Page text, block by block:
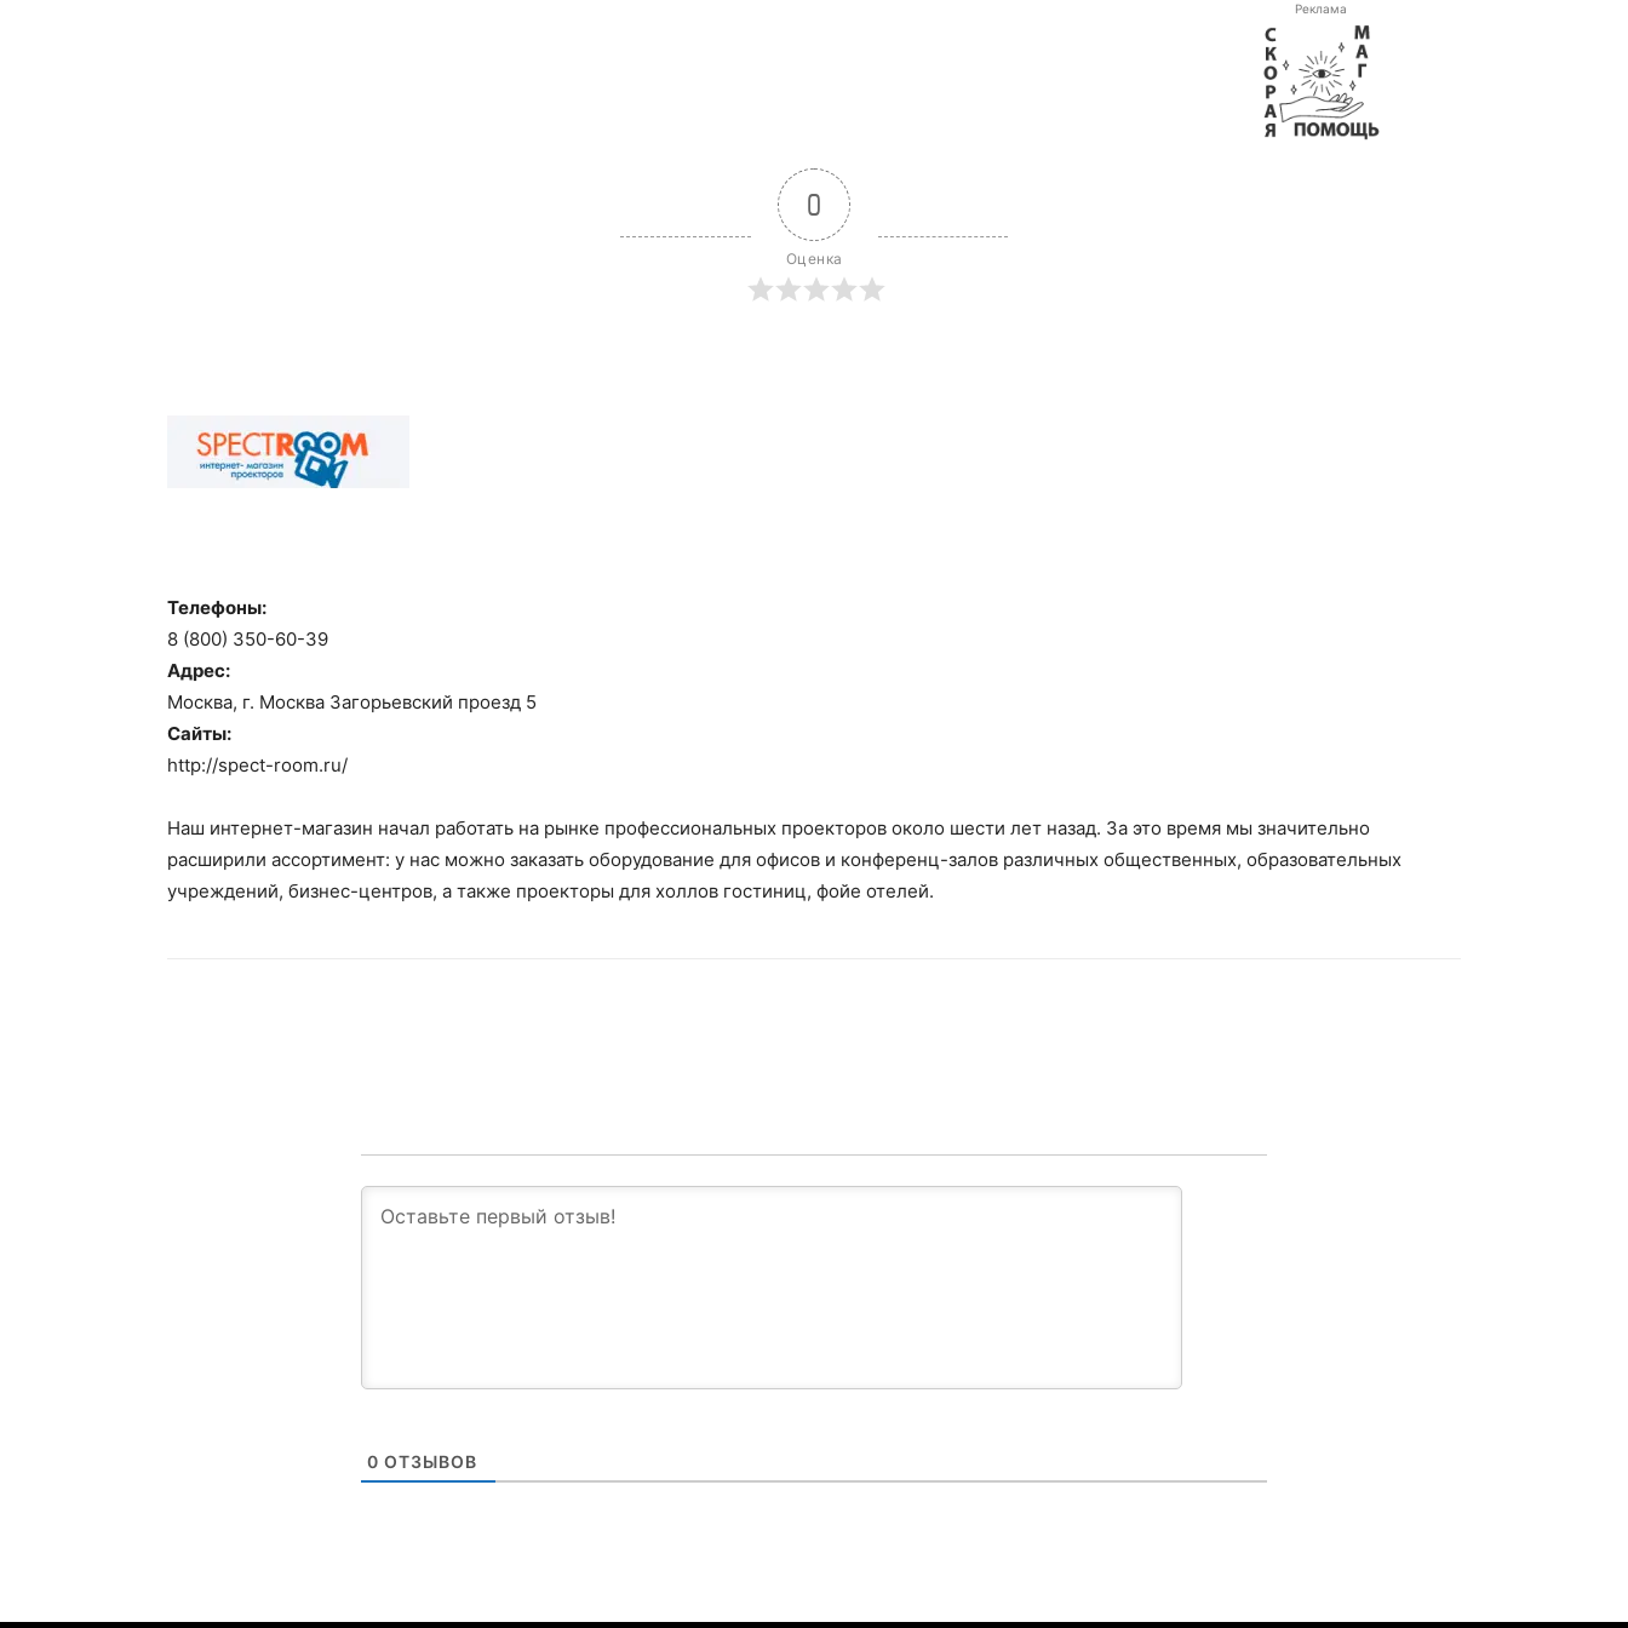
Реклама
0
Оценка
Телефоны:
8 (800) 350-60-39
Адрес:
Москва, г. Москва Загорьевский проезд 5
Сайты:
http://spect-room.ru/
Наш интернет-магазин начал работать на рынке профессиональных проекторов около шести лет назад. За это время мы значительно
расширили ассортимент: у нас можно заказать оборудование для офисов и конференц-залов различных общественных, образовательных
учреждений, бизнес-центров, а также проекторы для холлов гостиниц, фойе отелей.
0 ОТЗЫВОВ